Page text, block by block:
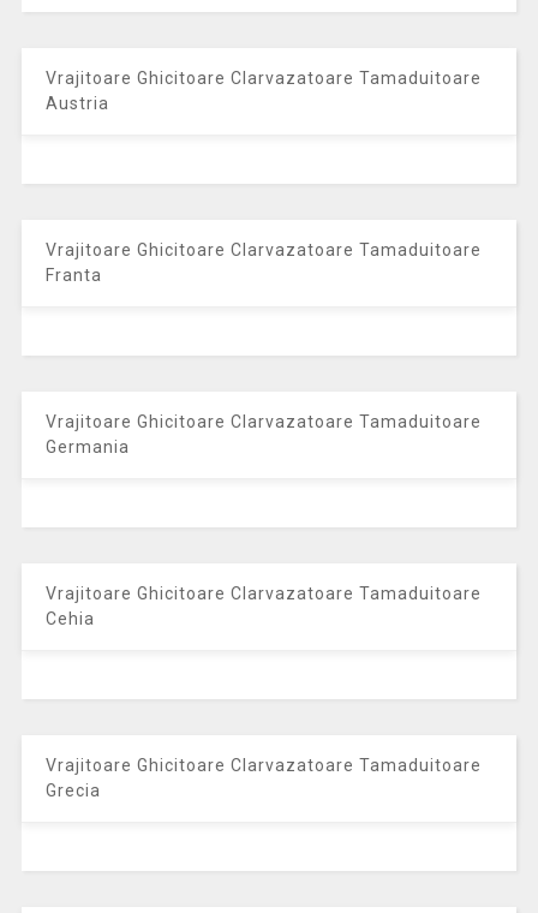
Vrajitoare Ghicitoare Clarvazatoare Tamaduitoare
Austria
Vrajitoare Ghicitoare Clarvazatoare Tamaduitoare
Franta
Vrajitoare Ghicitoare Clarvazatoare Tamaduitoare
Germania
Vrajitoare Ghicitoare Clarvazatoare Tamaduitoare
Cehia
Vrajitoare Ghicitoare Clarvazatoare Tamaduitoare
Grecia